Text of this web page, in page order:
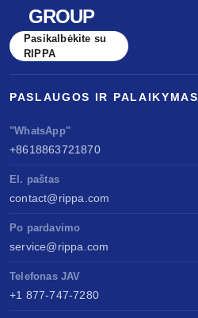
GROUP
Pasikalbėkite su
RIPPA
PASLAUGOS IR PALAIKYMAS
"WhatsApp"
+8618863721870
El. paštas
contact@rippa.com
Po pardavimo
service@rippa.com
Telefonas JAV
+1 877-747-7280